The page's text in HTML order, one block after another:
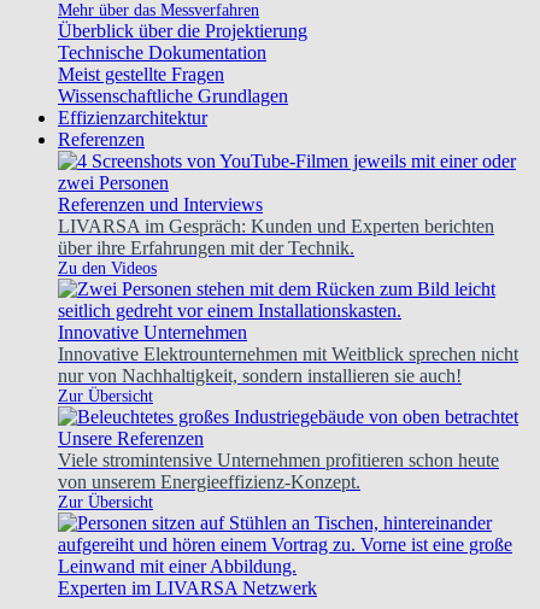
Mehr über das Messverfahren
Überblick über die Projektierung
Technische Dokumentation
Meist gestellte Fragen
Wissenschaftliche Grundlagen
Effizienzarchitektur
Referenzen
Referenzen und Interviews
LIVARSA im Gespräch: Kunden und Experten berichten
über ihre Erfahrungen mit der Technik.
Zu den Videos
Innovative Unternehmen
Innovative Elektrounternehmen mit Weitblick sprechen nicht
nur von Nachhaltigkeit, sondern installieren sie auch!
Zur Übersicht
Unsere Referenzen
Viele stromintensive Unternehmen profitieren schon heute
von unserem Energieeffizienz-Konzept.
Zur Übersicht
Experten im LIVARSA Netzwerk